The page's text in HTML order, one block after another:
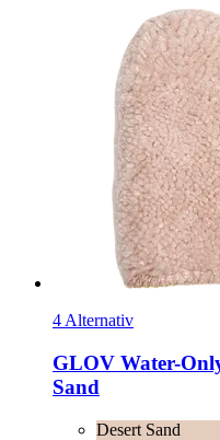
4 Alternativ
GLOV Water-​
Sand
Desert Sand